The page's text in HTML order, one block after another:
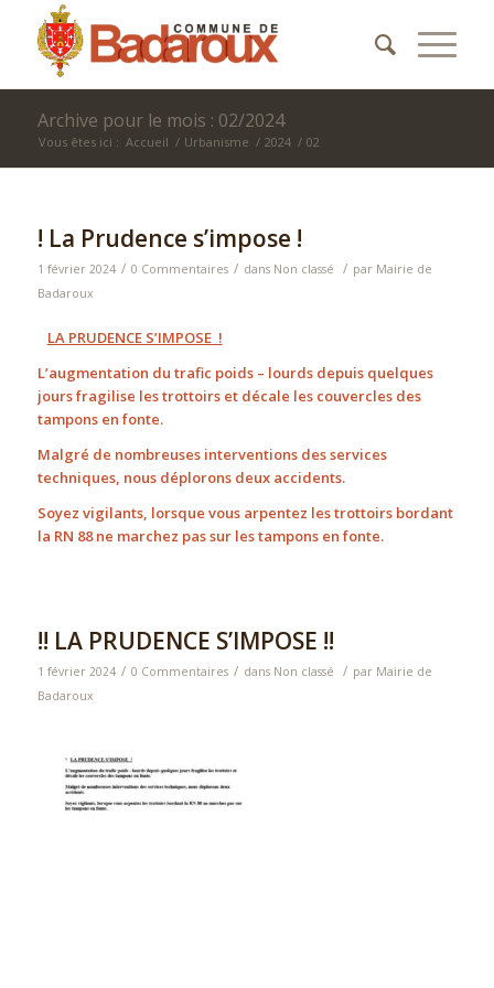
Archive pour le mois : 02/2024
Vous êtes ici : Accueil / Urbanisme / 2024 / 02
! La Prudence s’impose !
1 février 2024 / 0 Commentaires / dans Non classé / par Mairie de
Badaroux
LA PRUDENCE S’IMPOSE !
L’augmentation du trafic poids – lourds depuis quelques
jours fragilise les trottoirs et décale les couvercles des
tampons en fonte.
Malgré de nombreuses interventions des services
techniques, nous déplorons deux accidents.
Soyez vigilants, lorsque vous arpentez les trottoirs bordant
la RN 88 ne marchez pas sur les tampons en fonte.
!! LA PRUDENCE S’IMPOSE !!
1 février 2024 / 0 Commentaires / dans Non classé / par Mairie de
Badaroux